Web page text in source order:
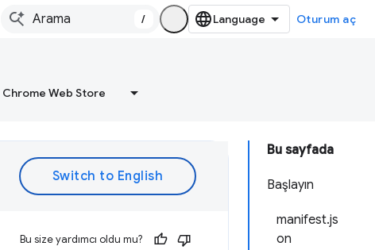
/ Oturum aç
Chrome Web Store
Bu sayfada
Başlayın
manifest.js
on
Bu size yardımcı oldu mu?